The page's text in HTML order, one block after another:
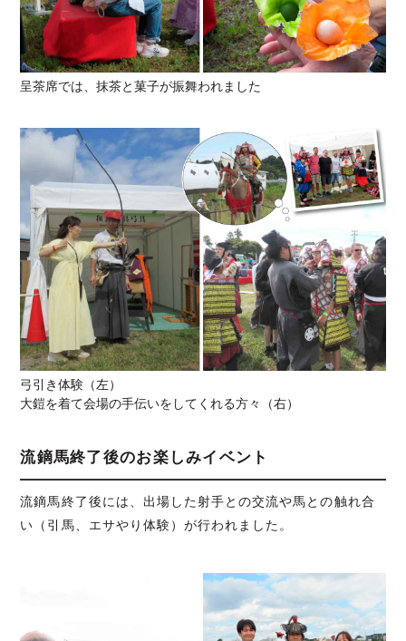
呈茶席では、抹茶と菓子が振舞われました
弓引き体験（左）
大鎧を着て会場の手伝いをしてくれる方々（右）
流鏑馬終了後のお楽しみイベント
流鏑馬終了後には、出場した射手との交流や馬との触れ合
い（引馬、エサやり体験）が行われました。